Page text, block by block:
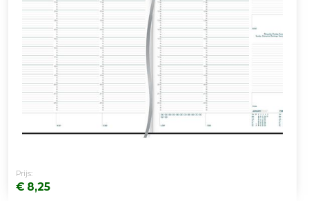
Prijs:
€ 8,25